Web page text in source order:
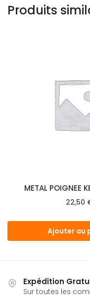
Produits
METAL POIGNEE
22,50
Ajouter au
Expédition
Sur toutes les